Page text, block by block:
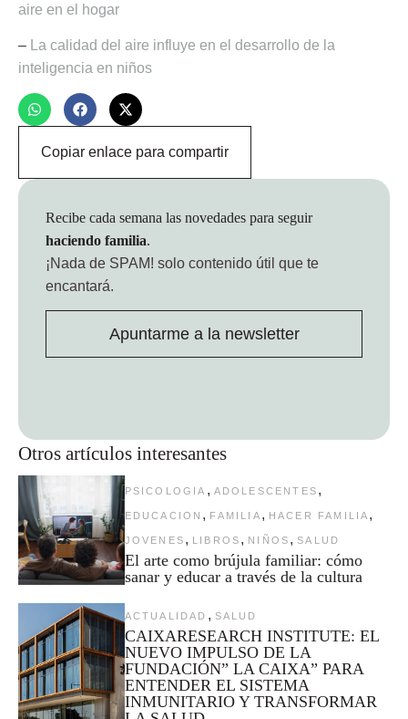
aire en el hogar
–
La calidad del aire influye en el desarrollo de la
inteligencia en niños
Copiar enlace para compartir
Otros artículos interesantes
PSICOLOGIA , ADOLESCENTES ,
EDUCACION , FAMILIA , HACER FAMILIA ,
JOVENES , LIBROS , NIÑOS , SALUD
El arte como brújula familiar: cómo
sanar y educar a través de la cultura
ACTUALIDAD , SALUD
CAIXARESEARCH INSTITUTE: EL
NUEVO IMPULSO DE LA
FUNDACIÓN” LA CAIXA” PARA
ENTENDER EL SISTEMA
INMUNITARIO Y TRANSFORMAR
Recibe cada semana las novedades para seguir
haciendo familia.
¡Nada de SPAM! solo contenido útil que te
encantará.
Apuntarme a la newsletter